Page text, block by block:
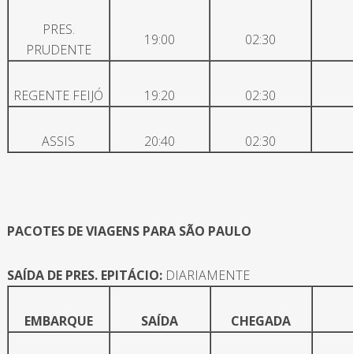
PRES.
PRUDENTE
19:00 02:30
REGENTE FEIJÓ 19:20 02:30
ASSIS 20:40 02:30
PACOTES DE VIAGENS PARA SÃO PAULO
SAÍDA DE PRES. EPITÁCIO: DIARIAMENTE
EMBARQUE SAÍDA CHEGADA